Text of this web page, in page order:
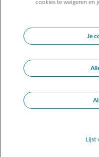
cookies te weigeren en
Je
Lijst